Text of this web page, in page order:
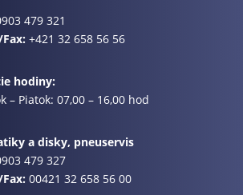
479 321
+421 32 658 56 56
hodiny:
– Piatok: 07,00 – 16,00 hod
a disky, pneuservis
479 327
00421 32 658 56 00